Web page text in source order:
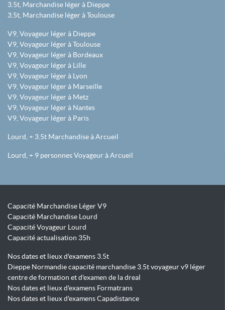
3.5t, Marchandise léger à Dieppe
3.5t, Marchandise léger à Toulouse
V9, Voyageur léger à Dieppe
V9, Voyageur léger à Toulouse
V9, Voyageur léger à Bordeaux
V9, Voyageur léger à Lille
V9, Voyageur léger à Lyon
V9, Voyageur léger à Marseille
V9, Voyageur léger à Metz
V9, Voyageur léger à Nantes
V9, Voyageur léger à Paris
Lourd, + 3.5t Marchandise à Arcueil
Lourd, + 9 personnes Voyageur à Arcueil
Capacité Marchandise Léger V9
Capacité Marchandise Lourd
Capacité Voyageur Lourd
Capacité actualisation 35h
Nos dates et lieux d'examens 3.5t
Dieppe Normandie capacité marchandise 3.5t voyageur v9 léger
centre de formation et d'examen de la dreal
Nos dates et lieux d'examens Formatrans
Nos dates et lieux d'examens Capadistance